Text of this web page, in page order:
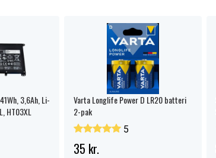
3,6Ah, Li-
HT03XL
Varta Longlife Power D LR20 batteri
2-pak
5
35 kr.